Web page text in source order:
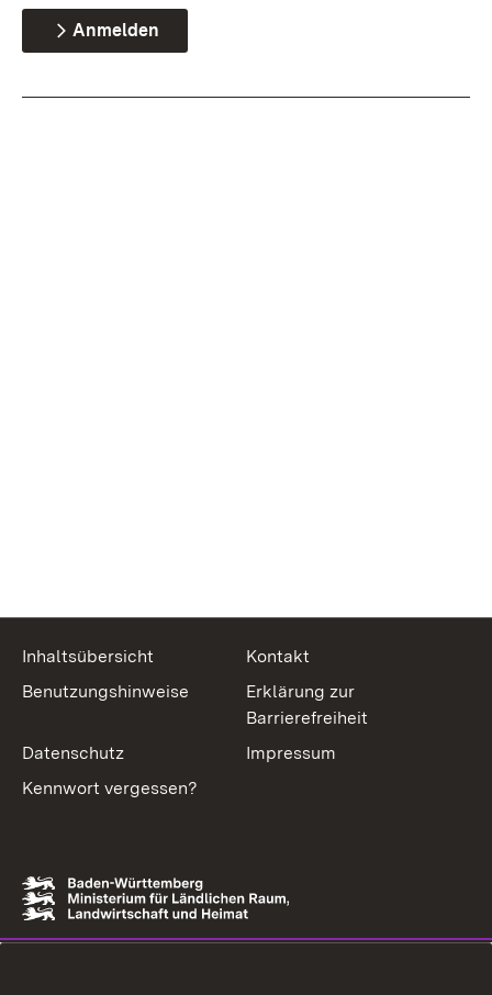
Anmelden
Inhaltsübersicht
Kontakt
Benutzungshinweise
Erklärung zur
Barrierefreiheit
Datenschutz
Impressum
Kennwort vergessen?